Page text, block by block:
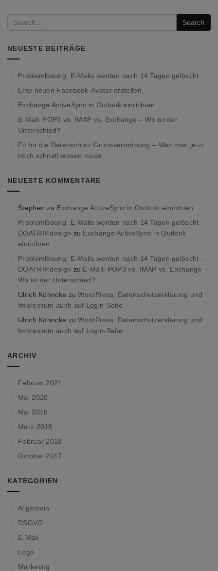
Search
NEUESTE BEITRÄGE
Problemlösung: E-Mails werden nach 14 Tagen gelöscht
Eine neuen Facebook-Avatar erstellen
Exchange ActiveSync in Outlook einrichten.
E-Mail: POP3 vs. IMAP vs. Exchange – Wo ist der
Unterschied?
Fit für die Datenschutz Grundverordnung – Was man jetzt
noch schnell wissen muss
NEUESTE KOMMENTARE
Stephen zu Exchange ActiveSync in Outlook einrichten.
Problemlösung: E-Mails werden nach 14 Tagen gelöscht –
DOATRIP.design zu Exchange ActiveSync in Outlook
einrichten.
Problemlösung: E-Mails werden nach 14 Tagen gelöscht –
DOATRIP.design zu E-Mail: POP3 vs. IMAP vs. Exchange –
Wo ist der Unterschied?
Ulrich Köhncke zuWordPress: Datenschutzerklärung und
Impressum auch auf Login-Seite
Ulrich Köhncke zuWordPress: Datenschutzerklärung und
Impressum auch auf Login-Seite
ARCHIV
Februar 2021
Mai 2020
Mai 2018
März 2018
Februar 2018
Oktober 2017
KATEGORIEN
Allgemein
DSGVO
E-Mail
Logo
Marketing